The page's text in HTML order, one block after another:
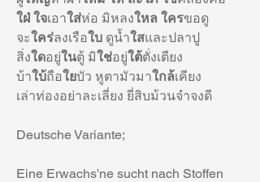
ใฝ่ ใจเอาใส่ห่อ มิหลงใหล ใครขอดู
จะใคร่ลงเรือใบ ดูน้ำใสและปลาปู
สิ่งใดอยู่ในตู้ มิใช่อยู่ใต้ตั่งเตียง
บ้าใบ้ถือใยบัว หูตามัวมาใกล้เคียง
เล่าท่องอย่าละเลี่ยง ยี่สิบม้วนจำจงดี
Deutsche Variante;
Eine Erwachs'ne sucht nach Stoffen